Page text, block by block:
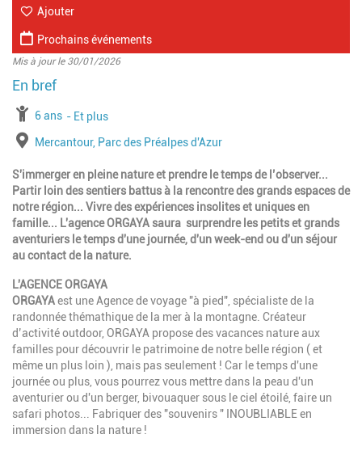
Ajouter
Prochains événements
Mis à jour le 30/01/2026
à partir de
6 ans jusqu'à l'âge de
Et plus
Lieu
Mercantour, Parc des Préalpes d'Azur
S'immerger en pleine nature et prendre le temps de l’observer...
Partir loin des sentiers battus à la rencontre des grands espaces de
notre région... Vivre des expériences insolites et uniques en
famille... L'agence ORGAYA saura surprendre les petits et grands
aventuriers le temps d'une journée, d'un week-end ou d'un séjour
au contact de la nature.
L'AGENCE ORGAYA
ORGAYAest une Agence de voyage "à pied", spécialiste de la
randonnée thémathique de la mer à la montagne. Créateur
d’activité outdoor, ORGAYA propose des vacances nature aux
familles pour découvrir le patrimoine de notre belle région ( et
même un plus loin ), mais pas seulement ! Car le temps d'une
journée ou plus, vous pourrez vous mettre dans la peau d'un
aventurier ou d'un berger, bivouaquer sous le ciel étoilé, faire un
safari photos... Fabriquer des "souvenirs " INOUBLIABLE en
immersion dans la nature !